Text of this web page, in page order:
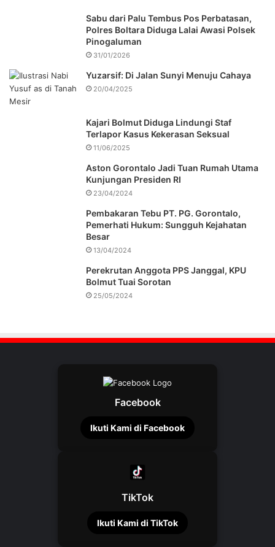
Sabu dari Palu Tembus Pos Perbatasan,
Polres Boltara Diduga Lalai Awasi Polsek
Pinogaluman
31/01/2026
Yuzarsif: Di Jalan Sunyi Menuju Cahaya
20/04/2025
Kajari Bolmut Diduga Lindungi Staf
Terlapor Kasus Kekerasan Seksual
11/06/2025
Aston Gorontalo Jadi Tuan Rumah Utama
Kunjungan Presiden RI
23/04/2024
Pembakaran Tebu PT. PG. Gorontalo,
Pemerhati Hukum: Sungguh Kejahatan
Besar
13/04/2024
Perekrutan Anggota PPS Janggal, KPU
Bolmut Tuai Sorotan
25/05/2024
Facebook
Ikuti Kami di Facebook
TikTok
Ikuti Kami di TikTok